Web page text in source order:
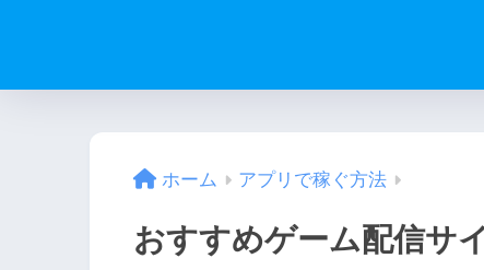
ホーム アプリで稼ぐ方法
おすすめゲーム配信サ